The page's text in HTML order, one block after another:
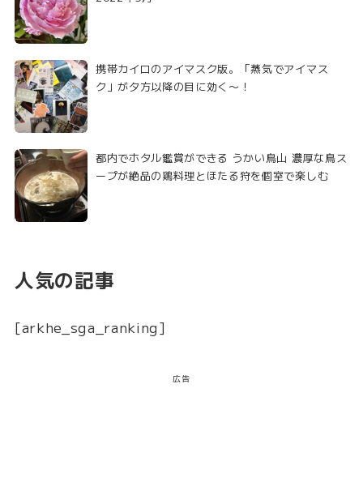
携帯カイロのアイマスク版。「蒸気でアイマス
ク」が夕方以降の目に効く〜！
都内でホタル鑑賞ができる うかい鳥山 濃厚な鳥ス
ープが絶品の鶏料理とほたる狩を個室で楽しむ
人気の記事
[arkhe_sga_ranking]
広告